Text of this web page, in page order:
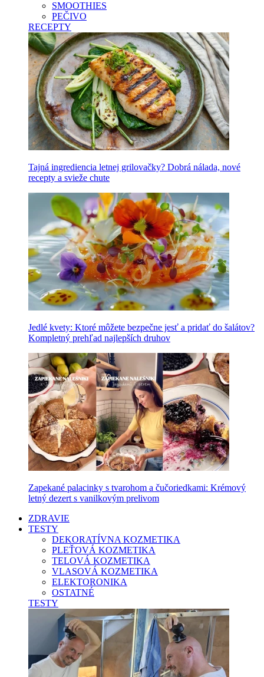
SMOOTHIES
PEČIVO
RECEPTY
Tajná ingrediencia letnej grilovačky? Dobrá nálada, nové
recepty a svieže chute
Jedlé kvety: Ktoré môžete bezpečne jesť a pridať do šalátov?
Kompletný prehľad najlepších druhov
Zapekané palacinky s tvarohom a čučoriedkami: Krémový
letný dezert s vanilkovým prelivom
ZDRAVIE
TESTY
DEKORATÍVNA KOZMETIKA
PLEŤOVÁ KOZMETIKA
TELOVÁ KOZMETIKA
VLASOVÁ KOZMETIKA
ELEKTORONIKA
OSTATNÉ
TESTY